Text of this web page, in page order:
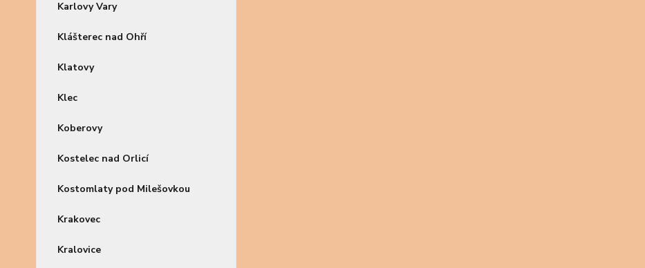
Karlovy Vary
Klášterec nad Ohří
Klatovy
Klec
Koberovy
Kostelec nad Orlicí
Kostomlaty pod Milešovkou
Krakovec
Kralovice